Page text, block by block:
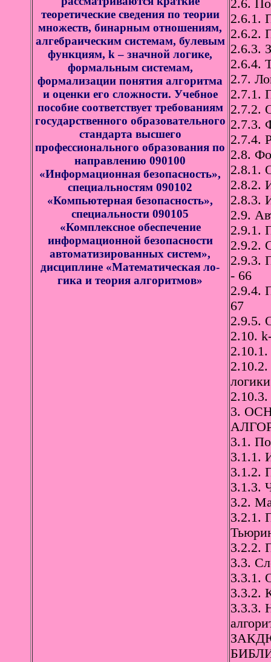
теоретические сведения по теории
множеств, бинарным отношениям,
алгебраическим системам, булевым
функциям, k – значной логике,
формальным системам,
формализации понятия алгоритма
и оценки его сложности. Учебное
пособие соответствует требованиям
государственного образовательного
стандарта высшего
профессионального образования по
направлению 090100
«Информационная безопасность»,
специальностям 090102
«Компьютерная безопасность»,
специальности 090105
«Комплексное обеспечение
информационной безопасности
автоматизированных систем»,
дисциплине «Математическая ло-
гика и теория алгоритмов»
2.6.
2.6.1.
2.6.2.
2.6.3.
2.6.4.
2.7.
2.7.1.
2.7.2.
2.7.3.
2.7.4.
2.8.
2.8.1.
2.8.2.
2.8.3.
2.9.
2.9.1.
2.9.2.
2.9.3.
- 66
2.9.4.
67
2.9.5.
2.10.
3.
3.1.
3.1.1.
3.1.2.
3.1.3.
3.2.
3.2.1.
3.2.2.
3.3.
3.3.1.
3.3.2.
3.3.3.